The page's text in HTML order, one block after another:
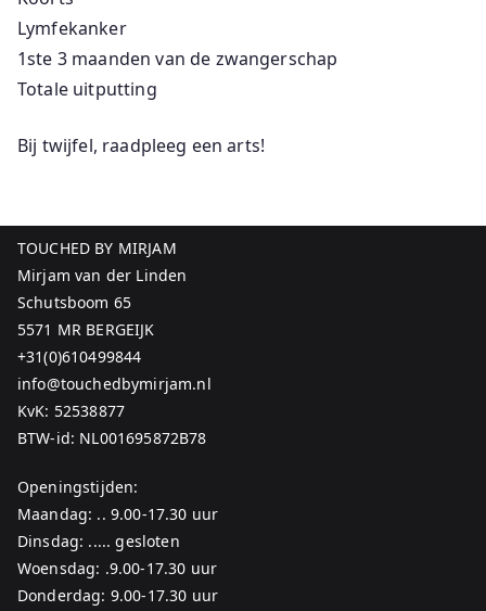
Lymfekanker
1ste 3 maanden van de zwangerschap
Totale uitputting
Bij twijfel, raadpleeg een arts!
TOUCHED BY MIRJAM
Mirjam van der Linden
Schutsboom 65
5571 MR BERGEIJK
+31(0)610499844
info@touchedbymirjam.nl
KvK: 52538877
BTW-id: NL001695872B78
Openingstijden:
Maandag: .. 9.00-17.30 uur
Dinsdag: ..... gesloten
Woensdag: .9.00-17.30 uur
Donderdag: 9.00-17.30 uur